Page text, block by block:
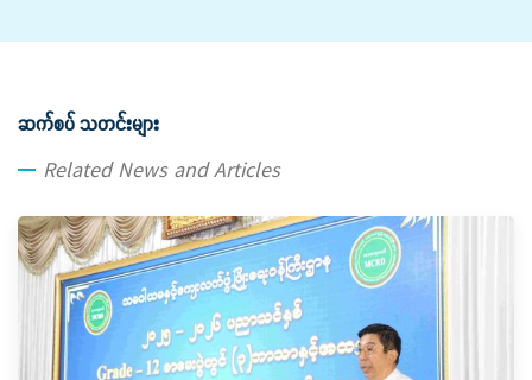
ဆက်စပ် သတင်းများ
Related News and Articles